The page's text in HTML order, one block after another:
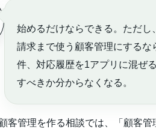
始めるだけならできる。ただし
請求まで使う顧客管理にする
件、対応履歴を1アプリに混ぜ
すべきか分からなくなる。
客管理を作る相談では、「顧客